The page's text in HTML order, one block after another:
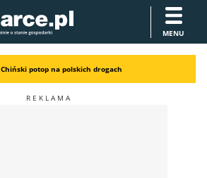
MENU
Chiński potop na polskich drogach